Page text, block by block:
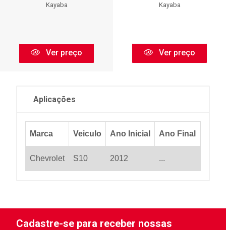
Kayaba
Ver preço
Kayaba
Ver preço
Aplicações
Marca Veiculo Ano Inicial Ano Final
Chevrolet S10 2012 ...
Cadastre-se para receber nossas